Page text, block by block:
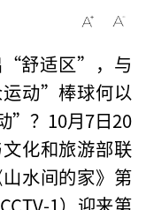
“舒适区”，与
动”棒球何以
”？10月7日20
化和旅游部联
水间的家》第
1）迎来第